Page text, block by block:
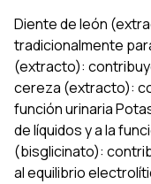
Diente de león
tradicionalmente
(extracto):
cereza (extracto):
función urinaria
de líquidos y a la
(bisglicinato):
al equilibrio